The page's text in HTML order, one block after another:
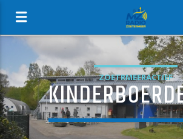
MZ-RADIO
ZOETRMEERACTIEF